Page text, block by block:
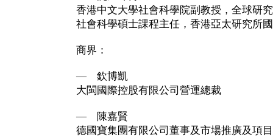
香港中文大學社會科學院副教授，全球研
社會科學碩士課程主任，香港亞太研究所
商界：
— 欽博凱
大閩國際控股有限公司營運總裁
— 陳嘉賢
德國寶集團有限公司董事及市場推廣及項